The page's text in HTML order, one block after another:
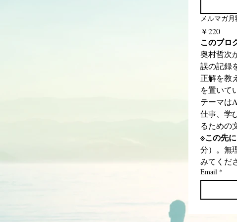
メルマガ月
￥220
このブロ
奥村哲次
誤の記録
正解を教
を置いて
テーマは
仕事、学
るための
※この先
分）。無
みてくだ
Email *